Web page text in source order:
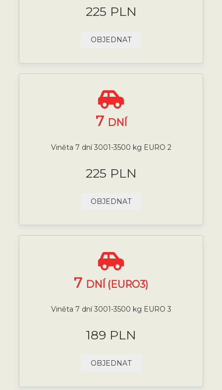
225 PLN
OBJEDNAT
7 DNÍ
Viněta 7 dní 3001-3500 kg EURO 2
225 PLN
OBJEDNAT
7 DNÍ (EURO3)
Viněta 7 dní 3001-3500 kg EURO 3
189 PLN
OBJEDNAT